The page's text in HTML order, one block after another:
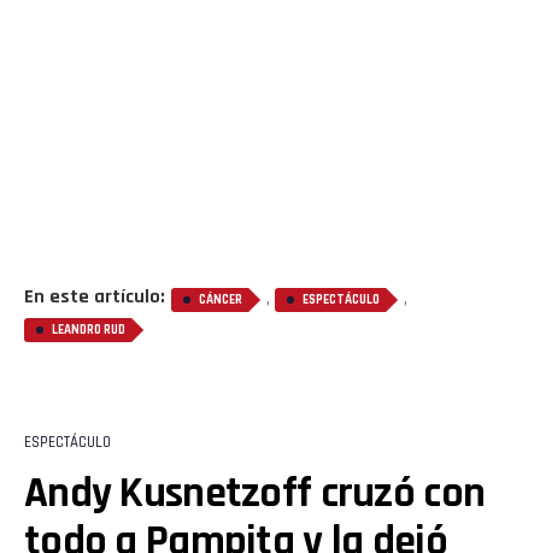
En este artículo: CÁNCER , ESPECTÁCULO ,
LEANDRO RUD
ESPECTÁCULO
Andy Kusnetzoff cruzó con
todo a Pampita y la dejó